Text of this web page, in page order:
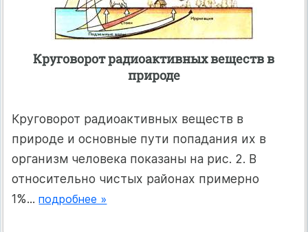
Круговорот радиоактивных веществ в
природе
Круговорот радиоактивных веществ в
природе и основные пути попадания их в
организм человека показаны на рис. 2. В
относительно чистых районах примерно
1%...подробнее »